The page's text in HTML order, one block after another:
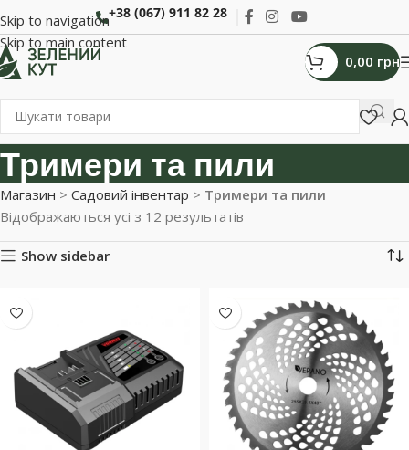
Skip to navigation
Skip to main content
+38 (067) 911 82 28
0,00 грн
Тримери та пили
Магазин > Садовий інвентар > Тримери та пили
Відображаються усі з 12 результатів
Show sidebar